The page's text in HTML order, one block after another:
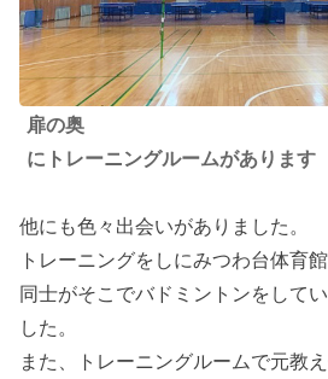
扉の奥
にトレーニングルームがあります
他にも色々出会いがありました。
トレーニングをしにみつわ台体育
同士がそこでバドミントンをして
した。
また、トレーニングルームで元教